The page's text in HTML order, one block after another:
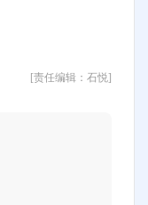
[责任编辑：石悦]